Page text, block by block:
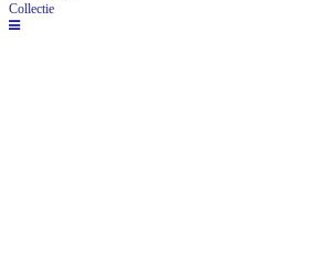
Collectie